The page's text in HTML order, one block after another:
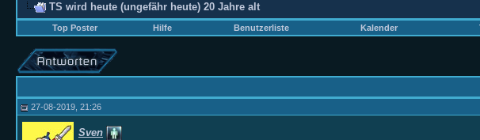
TS wird heute (ungefähr heute) 20 Jahre alt
Top Poster
Hilfe Benutzerliste Kalender
27-08-2019, 21:26
Sven